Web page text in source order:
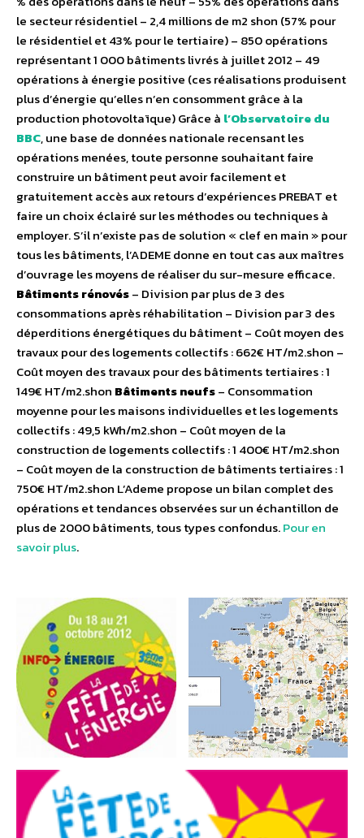
le secteur résidentiel – 2,4 millions de m2 shon (57% pour
le résidentiel et 43% pour le tertiaire) – 850 opérations
représentant 1 000 bâtiments livrés à juillet 2012 – 49
opérations à énergie positive (ces réalisations produisent
plus d’énergie qu’elles n’en consomment grâce à la
production photovoltaïque) Grâce à l’Observatoire du
BBC, une base de données nationale recensant les
opérations menées, toute personne souhaitant faire
construire un bâtiment peut avoir facilement et
gratuitement accès aux retours d’expériences PREBAT et
faire un choix éclairé sur les méthodes ou techniques à
employer. S’il n’existe pas de solution « clef en main » pour
tous les bâtiments, l’ADEME donne en tout cas aux maîtres
d’ouvrage les moyens de réaliser du sur-mesure efficace.
Bâtiments rénovés– Division par plus de 3 des
consommations après réhabilitation – Division par 3 des
déperditions énergétiques du bâtiment – Coût moyen des
travaux pour des logements collectifs : 662€ HT/m2.shon –
Coût moyen des travaux pour des bâtiments tertiaires : 1
149€ HT/m2.shon Bâtiments neufs– Consommation
moyenne pour les maisons individuelles et les logements
collectifs : 49,5 kWh/m2.shon – Coût moyen de la
construction de logements collectifs : 1 400€ HT/m2.shon
– Coût moyen de la construction de bâtiments tertiaires : 1
750€ HT/m2.shon L’Ademe propose un bilan complet des
opérations et tendances observées sur un échantillon de
plus de 2000 bâtiments, tous types confondus.Pour en
savoir plus.